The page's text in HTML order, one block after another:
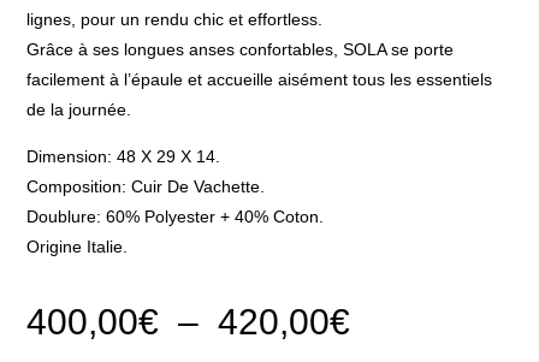
lignes, pour un rendu chic et effortless.
Grâce à ses longues anses confortables, SOLA se porte
facilement à l’épaule et accueille aisément tous les essentiels
de la journée.
Dimension: 48 X 29 X 14.
Composition: Cuir De Vachette.
Doublure: 60% Polyester + 40% Coton.
Origine Italie.
400,00€ – 420,00€Plage